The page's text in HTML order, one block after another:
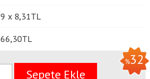
9 x 8,31TL
66,30TL
%32
Sepete Ekle